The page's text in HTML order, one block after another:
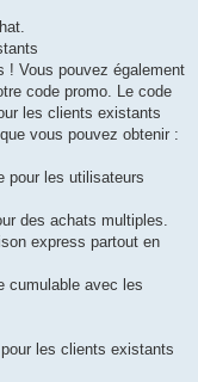
! Vous pouvez également
code promo. Le code
les clients existants
vous pouvez obtenir :
pour les utilisateurs
des achats multiples.
express partout en
cumulable avec les
les clients existants